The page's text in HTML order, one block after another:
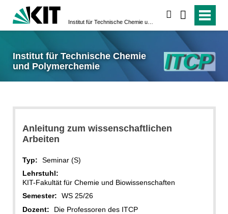
Institut für Technische Chemie
und Polymerchemie
Anleitung zum wissenschaftlichen
Arbeiten
Typ:
Seminar (S)
Lehrstuhl:
KIT-Fakultät für Chemie und Biowissenschaften
Semester:
WS 25/26
Dozent:
Die Professoren des ITCP